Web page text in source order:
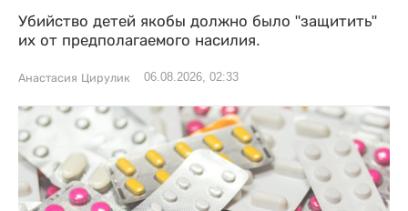
Убийство детей якобы должно было "защитить"
их от предполагаемого насилия.
Анастасия Цирулик 06.08.2026, 02:33